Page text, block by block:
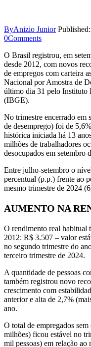
ByAnizio Junior Published:
0Comments
O Brasil registrou, em
desde 2012, com novos
de empregos com carteira
Nacional por Amostra de
último dia 31 pelo Instituto
(IBGE).
No trimestre encerrado em
de desemprego) foi de
histórica iniciada há 13
milhões de trabalhadores
desocupados em setembro
Entre julho-setembro o
percentual (p.p.) frente ao
mesmo trimestre de 2024
AUMENTO NA
O rendimento real habitual
2012: R$ 3.507 – valor
no segundo trimestre do
terceiro trimestre de 2024.
A quantidade de pessoas
também registrou novo
crescimento com
anterior e alta de 2,7%
ano.
O total de empregados
milhões) ficou estável no
mil pessoas) em relação ao